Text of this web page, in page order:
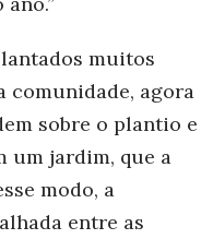
muitos
comunidade, agora
sobre o plantio e
um jardim, que a
modo, a
entre as